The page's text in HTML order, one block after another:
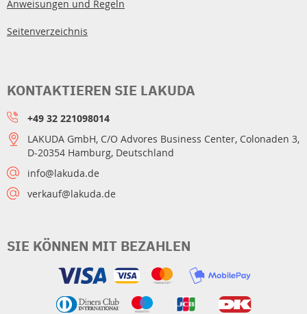
Anweisungen und Regeln
Seitenverzeichnis
SIE KÖNNEN MIT BEZAHLEN
KONTAKTIEREN SIE LAKUDA
+49 32 221098014
LAKUDA GmbH, C/O Advores Business Center, Colonaden 3,
D-20354 Hamburg, Deutschland
info@lakuda.de
verkauf@lakuda.de